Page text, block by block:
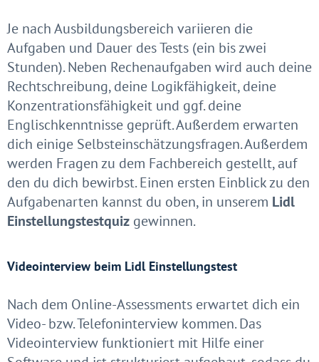
Je nach Ausbildungsbereich variieren die
Aufgaben und Dauer des Tests (ein bis zwei
Stunden). Neben Rechenaufgaben wird auch deine
Rechtschreibung, deine Logikfähigkeit, deine
Konzentrationsfähigkeit und ggf. deine
Englischkenntnisse geprüft. Außerdem erwarten
dich einige Selbsteinschätzungsfragen. Außerdem
werden Fragen zu dem Fachbereich gestellt, auf
den du dich bewirbst. Einen ersten Einblick zu den
Aufgabenarten kannst du oben, in unserem Lidl
Einstellungstestquiz gewinnen.
Videointerview beim Lidl Einstellungstest
Nach dem Online-Assessments erwartet dich ein
Video- bzw. Telefoninterview kommen. Das
Videointerview funktioniert mit Hilfe einer